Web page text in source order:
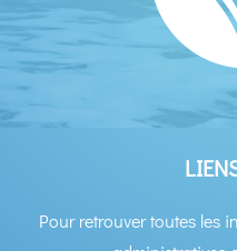
Pour retrouver toutes les